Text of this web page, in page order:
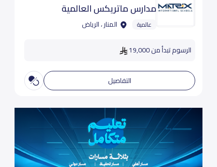
مدارس ماتريكس العالمية
عالمية المنار ، الرياض
الرسوم تبدأ من 19,000
التفاصيل